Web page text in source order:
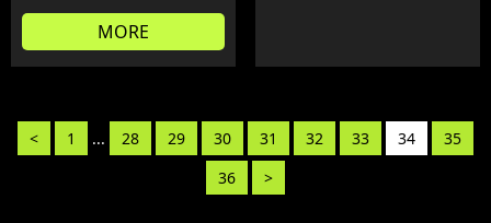
MORE
< 1 ... 28 29 30 31 32 33 34
35
36
>